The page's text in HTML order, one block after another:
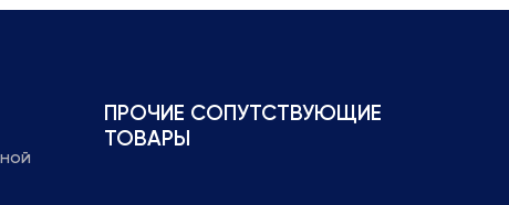
ПРОЧИЕ СОПУТСТВУЮЩИЕ
ТОВАРЫ